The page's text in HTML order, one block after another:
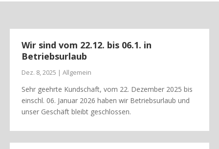
Wir sind vom 22.12. bis 06.1. in
Betriebsurlaub
Dez. 8, 2025 | Allgemein
Sehr geehrte Kundschaft, vom 22. Dezember 2025 bis
einschl. 06. Januar 2026 haben wir Betriebsurlaub und
unser Geschäft bleibt geschlossen.